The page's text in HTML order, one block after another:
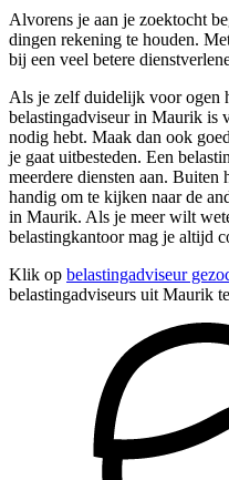
Alvorens je aan je zoektocht
dingen rekening te houden.
bij een veel betere
Als je zelf duidelijk voor ogen
belastingadviseur in Maurik is
nodig hebt. Maak dan ook
je gaat uitbesteden. Een
meerdere diensten aan. Buiten
handig om te kijken naar de
in Maurik. Als je meer wilt
belastingkantoor mag je altijd
Klik op belastingadviseur
belastingadviseurs uit Maurik